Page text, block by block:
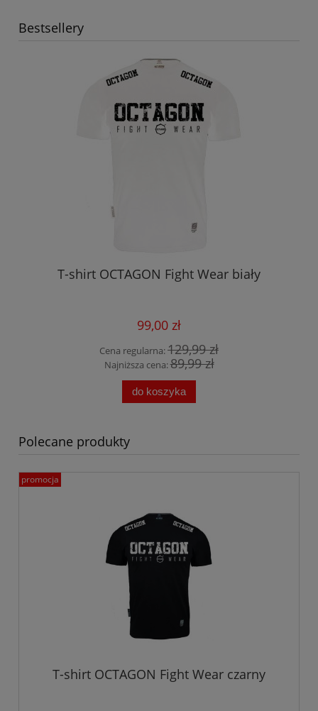
Bestsellery
T-shirt OCTAGON Fight Wear biały
99,00 zł
Cena regularna:129,99 zł
Najniższa cena:89,99 zł
do koszyka
Polecane produkty
T-shirt OCTAGON Fight Wear czarny
promocja